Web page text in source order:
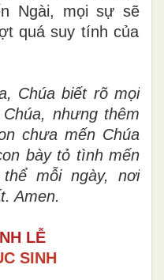
n Ngài, mọi sự sẽ
t quá suy tính của
Chúa biết rõmọi
úa, nhưng thêm
chưa mến Chúa
bày tỏ tình mến
ểmỗi ngày, nơi
Amen.
LỄ
SINH